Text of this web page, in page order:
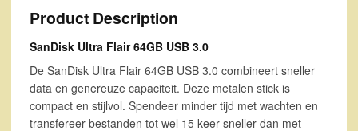
Product Description
SanDisk Ultra Flair 64GB USB 3.0
De SanDisk Ultra Flair 64GB USB 3.0 combineert sneller
data en genereuze capaciteit. Deze metalen stick is
compact en stijlvol. Spendeer minder tijd met wachten en
transfereer bestanden tot wel 15 keer sneller dan met